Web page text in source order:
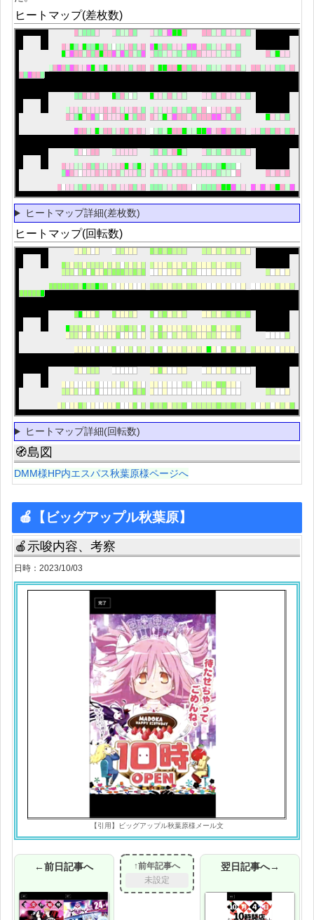
ヒートマップ(差枚数)
ヒートマップ詳細(差枚数)
ヒートマップ(回転数)
ヒートマップ詳細(回転数)
🧭島図
DMM様HP内エスパス秋葉原様ページへ
🍎【ビッグアップル秋葉原】
🍎示唆内容、考察
日時：2023/10/03
【引用】ビッグアップル秋葉原様メール文
←前日記事へ
↑前年記事へ
未設定
翌日記事へ→